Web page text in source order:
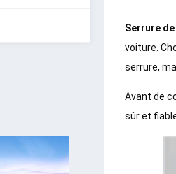
Serrure
voiture.
serrure,
Avant de
sûr et